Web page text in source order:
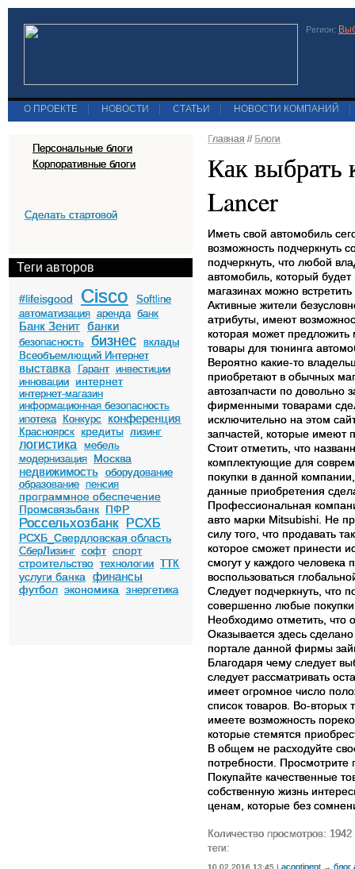
Регион:
О ПРОЕКТЕ НОВОСТИ СТАТЬИ НОВОСТИ КОМПАНИЙ
Персональные блоги
Корпоративные блоги
Сделать стартовой
Теги авторов
#lifeisgood Cisco
Softline
автоматизация аренда банк
Банк Зенит банки
безопасность бизнес
вклады
Всеобъемлющий Интернет
выставка Гарант инвестиции
инновации
интернет
интернет-магазин
информационная безопасность
ипотека
Конкурс конференция
Красноярск кредиты лизинг
логистика
мебель
модернизация
Москва
недвижимость оборудование
образование пенсия
программное обеспечение
Промсвязьбанк ПФР
Россельхозбанк РСХБ
РСХБ_Свердловская область
СберЛизинг софт спорт
строительство технологии ТТК
услуги банка финансы
футбол экономика энергетика
Главная // Блоги
Как выбрать
Lancer
Иметь свой автомобиль
возможность подчеркнуть
подчеркнуть, что любой
автомобиль, который
магазинах можно
Активные жители
атрибуты, имеют
которая может
товары для тюнинга
Вероятно какие-то
приобретают в обычных
автозапчасти по
фирменными товарами
исключительно на этом
запчастей, которые имеют
Стоит отметить, что
комплектующие для
покупки в данной
данные приобретения
Профессиональная
авто марки Mitsubishi. Не
силу того, что продавать
которое сможет принести
смогут у каждого человека
воспользоваться
Следует подчеркнуть, что
совершенно любые
Необходимо отметить, что
Оказывается здесь
портале данной фирмы
Благодаря чему следует
следует рассматривать
имеет огромное число
список товаров. Во-вторых
имеете возможность
которые стемятся
В общем не расходуйте
потребности.
Покупайте качественные
собственную жизнь
ценам, которые без
Количество просмотров: 1942
теги:
10.02.2016 13:45 | acontinent → блог